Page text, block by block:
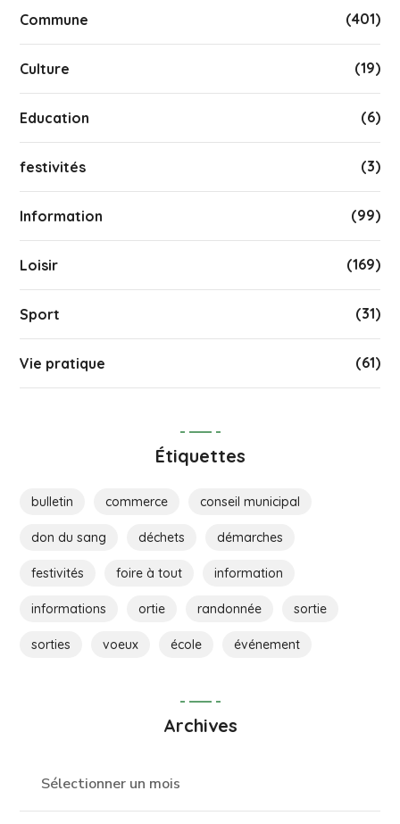
Commune (401)
Culture (19)
Education (6)
festivités (3)
Information (99)
Loisir (169)
Sport (31)
Vie pratique (61)
Étiquettes
bulletin commerce conseil municipal
don du sang déchets démarches
festivités foire à tout information
informations ortie randonnée sortie
sorties voeux école événement
Archives